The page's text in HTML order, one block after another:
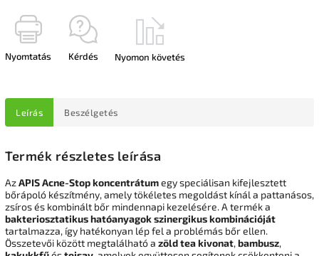
Nyomtatás Kérdés Nyomon követés
Leírás Beszélgetés
Termék részletes leírása
AzAPIS Acne-Stop koncentrátumegy speciálisan kifejlesztett
bőrápoló készítmény, amely tökéletes megoldást kínál a pattanásos,
zsíros és kombinált bőr mindennapi kezelésére. A termék a
bakteriosztatikus hatóanyagok szinergikus kombinációját
tartalmazza, így hatékonyan lép fel a problémás bőr ellen.
Összetevői között megtalálható a zöld tea kivonat,bambusz,